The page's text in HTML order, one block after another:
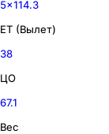
5x114.3
ET (Вылет)
38
ЦО
67.1
Вес